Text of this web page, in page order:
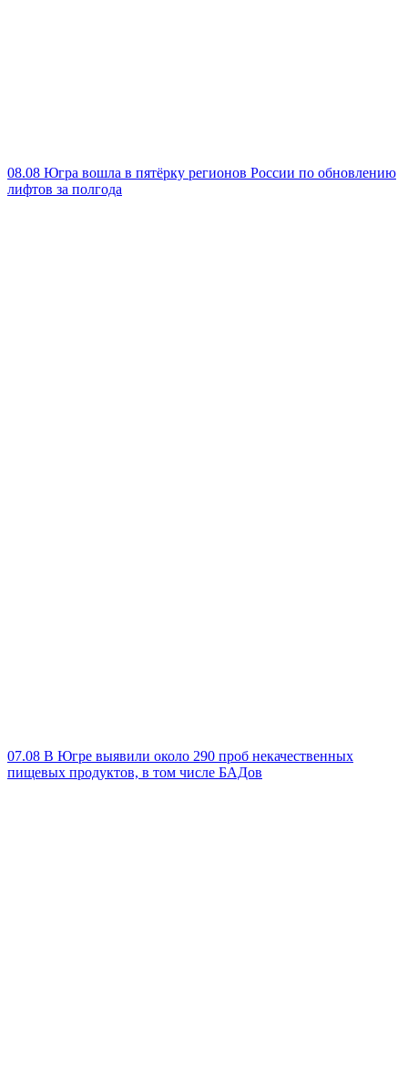
08.08 Югра вошла в пятёрку регионов России по обновлению
лифтов за полгода
07.08 В Югре выявили около 290 проб некачественных
пищевых продуктов, в том числе БАДов